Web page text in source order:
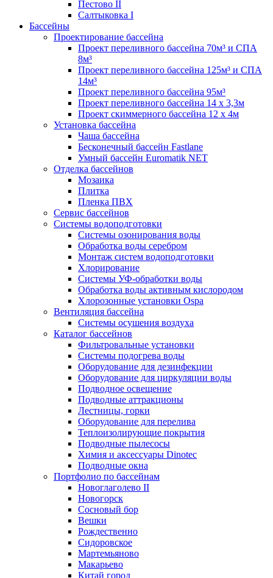
Пестово II
Салтыковка I
Бассейны
Проектирование бассейна
Проект переливного бассейна 70м³ и СПА
8м³
Проект переливного бассейна 125м³ и СПА
14м³
Проект переливного бассейна 95м³
Проект переливного бассейна 14 х 3,3м
Проект скиммерного бассейна 12 х 4м
Установка бассейна
Чаша бассейна
Бесконечный бассейн Fastlane
Умный бассейн Euromatik NET
Отделка бассейнов
Мозаика
Плитка
Пленка ПВХ
Сервис бассейнов
Системы водоподготовки
Системы озонирования воды
Обработка воды серебром
Монтаж систем водоподготовки
Хлорирование
Системы УФ-обработки воды
Обработка воды активным кислородом
Хлорозонные установки Ospa
Вентиляция бассейна
Системы осушения воздуха
Каталог бассейнов
Фильтровальные установки
Системы подогрева воды
Оборудование для дезинфекции
Оборудование для циркуляции воды
Подводное освещение
Подводные аттракционы
Лестницы, горки
Оборудование для перелива
Теплоизолирующие покрытия
Подводные пылесосы
Химия и аксессуары Dinotec
Подводные окна
Портфолио по бассейнам
Новоглаголево II
Новогорск
Сосновый бор
Вешки
Рождественно
Сидоровское
Мартемьяново
Макарьево
Китай город